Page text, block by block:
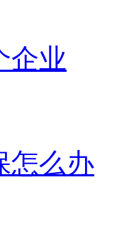
企业
怎么办